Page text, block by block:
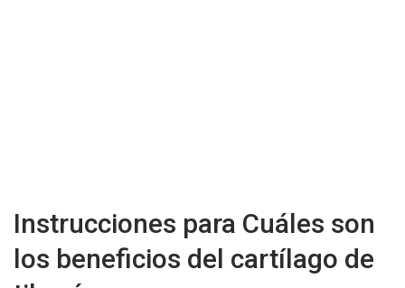
Instrucciones para Cuáles son
los beneficios del cartílago de